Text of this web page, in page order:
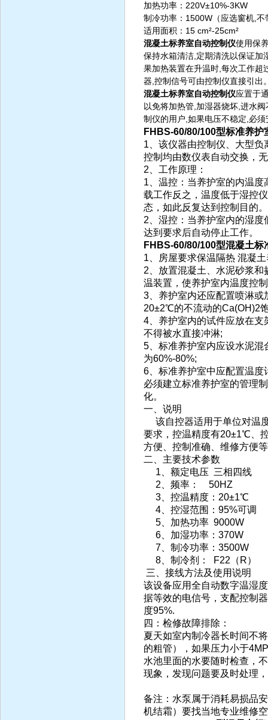
加热功率：220V±10%-3KW
制冷功率：1500W（应选窗机,不
适用面积：15 cm²-25cm²
混凝土标养室自动控制仪使用保
保持水箱清洁,定期清洗以保证加
果加热装置在升温时,每次工作超
器,控制信号可由控制仪直接引出
混凝土标养室自动控制仪应置于
以免将加热管,加湿器烧坏,进水
制仪的用户,如果电压不稳定,必
FHBS-60/80/100型标准养
1、该仪器由控制仪、大型
控制均由数仪表自动交换，
2、工作原理：
1、温控：当养护室的内温
载工作反之，温度低于湿控
态，如此反复达到控制目的。
2、湿控：当养护室内的湿
达到要求后自动停止工作。
FHBS-60/80/100型混凝土
1、房屋要求保温隔热 混凝
2、放置混凝土、水泥砂浆
温装置，使养护室内温度控
3、养护室内还应配置喷淋
20±2℃的不流动的Ca(OH)2
4、养护室内的试件应放在支
不得被水直接冲淋;
5、标准养护室内应设水泥
为60%-80%;
6、标准养护室中应配置温
必须建立标准养护室的管理
化。
一、说明
该自控器适用于单位对温
要求，控温精度有20±1℃、
方便、控制准确、维修方便
二、主要技术参数
1、额定电压 三相四线
2、频率： 50HZ
3、控温精度：20±1℃
4、控湿范围：95%可调
5、加热功率 9000W
6、加湿功率：370W
7、制冷功率：3500W
8、制冷剂： F22（R）
三、接线方法及使用说明
该设备应用全自动数字温湿
据等效的电信号，支配控制
度95%.
四：检修故障排除：
夏天如室内制冷器长时间不
的粗管），如果压力小于
水池里面的水要随时检查，
现象，发现问题要及时处理
备注：水泵属于消耗易损品
机结霜）要找当地专业维修